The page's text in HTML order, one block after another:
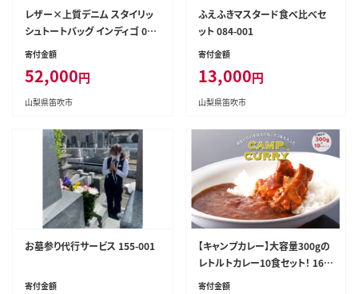
レザー×上質デニム スタイリッ
シュトートバッグ インディゴ 073
N-007-INDIGO
寄付金額
52,000円
山梨県笛吹市
ふえふきマスタード食べ比べセ
ット 084-001
寄付金額
13,000円
山梨県笛吹市
お墓参り代行サービス 155-001
寄付金額
【キャンプカレー】大容量300gの
レトルトカレー10食セット！ 166-
007
寄付金額